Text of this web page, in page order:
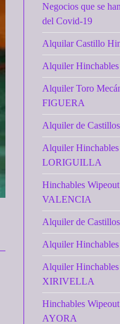
Negocios que se
del Covid-19
Alquilar Castillo
Alquiler
Alquiler Toro
FIGUERA
Alquiler de
Alquiler Hinchables
LORIGUILLA
Hinchables
VALENCIA
Alquiler de
Alquiler
Alquiler
XIRIVELLA
Hinchables
AYORA